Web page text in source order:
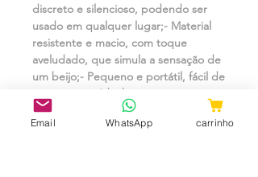
discreto e silencioso, podendo ser
usado em qualquer lugar;- Material
resistente e macio, com toque
aveludado, que simula a sensação de
um beijo;- Pequeno e portátil, fácil de
transportar;- Ideal para momentos a
sós ou para inovar na interação com
a(o) parceira(o);- Recarregável via
Email WhatsApp carrinho